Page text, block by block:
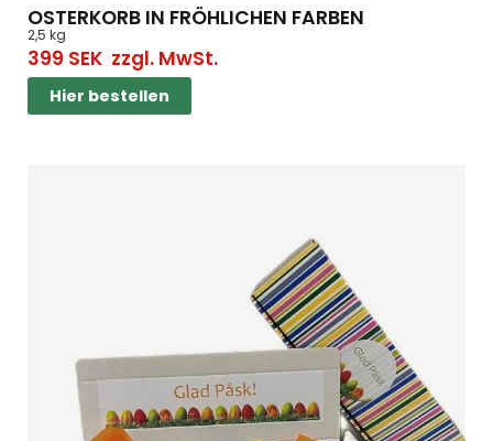
OSTERKORB IN FRÖHLICHEN FARBEN
2,5 kg
399 SEKzzgl. MwSt.
Hier bestellen